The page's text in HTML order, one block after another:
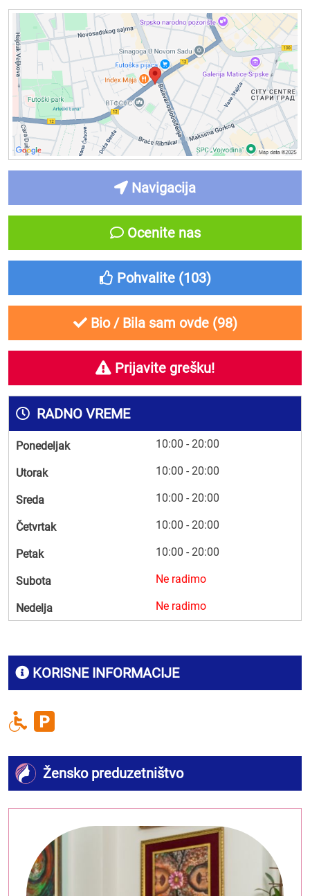
KORISNE INFORMACIJE
Žensko preduzetništvo
Navigacija
Ocenite nas
Pohvalite (103)
Bio / Bila sam ovde (98)
Prijavite grešku!
RADNO VREME
Ponedeljak 10:00 - 20:00
Utorak 10:00 - 20:00
Sreda 10:00 - 20:00
Četvrtak 10:00 - 20:00
Petak 10:00 - 20:00
Subota Ne radimo
Nedelja Ne radimo